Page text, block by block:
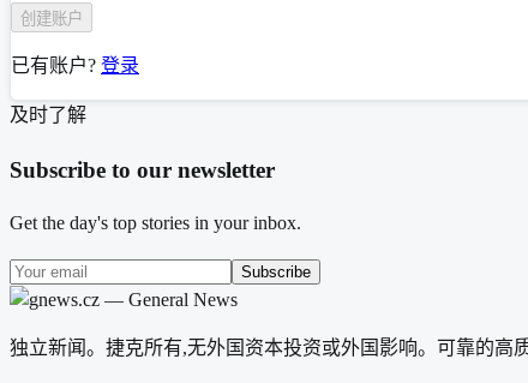
创建账户
已有账户? 登录
及时了解
Subscribe to our newsletter
Get the day's top stories in your inbox.
Subscribe
独立新闻。捷克所有,无外国资本投资或外国影响。可靠的